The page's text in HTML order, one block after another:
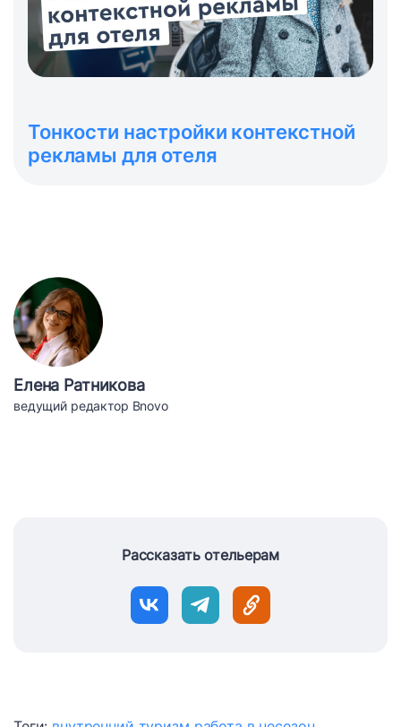
Тонкости настройки контекстной
рекламы для отеля
Елена Ратникова
ведущий редактор Bnovo
Рассказать отельерам